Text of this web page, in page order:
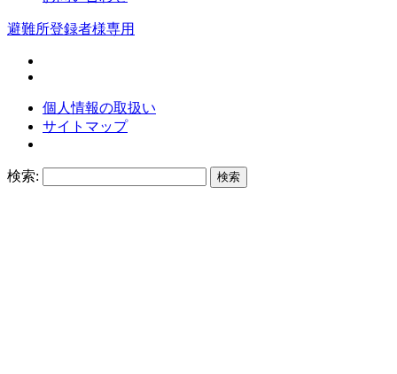
避難所登録者様専用
個人情報の取扱い
サイトマップ
検索: